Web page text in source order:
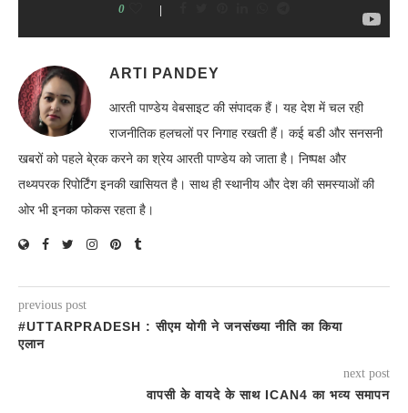
0
ARTI PANDEY
आरती पाण्डेय वेबसाइट की संपादक हैं। यह देश में चल रही
राजनीतिक हलचलों पर निगाह रखती हैं। कई बडी और सनसनी
खबरों को पहले बे्रक करने का श्रेय आरती पाण्डेय को जाता है। निष्पक्ष और
तथ्यपरक रिपोर्टिंग इनकी खासियत है। साथ ही स्थानीय और देश की समस्याओं की
ओर भी इनका फोकस रहता है।
previous post
#UTTARPRADESH : सीएम योगी ने जनसंख्या नीति का किया
एलान
next post
वापसी के वायदे के साथ ICAN4 का भव्य समापन